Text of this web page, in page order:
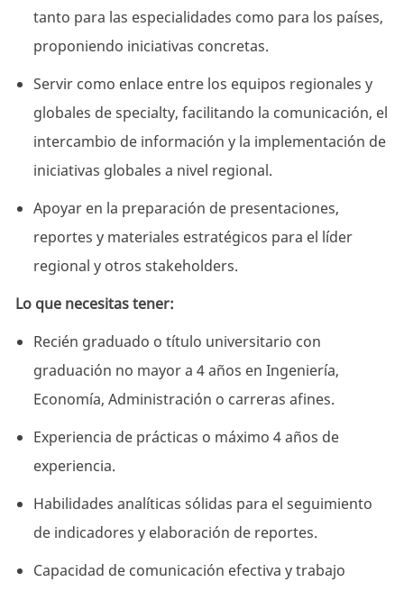
tanto para las especialidades como para los países,
proponiendo iniciativas concretas.
Servir como enlace entre los equipos regionales y
globales de specialty, facilitando la comunicación, el
intercambio de información y la implementación de
iniciativas globales a nivel regional.
Apoyar en la preparación de presentaciones,
reportes y materiales estratégicos para el líder
regional y otros stakeholders.
Lo que necesitas tener:
Recién graduado o título universitario con
graduación no mayor a 4 años en Ingeniería,
Economía, Administración o carreras afines.
Experiencia de prácticas o máximo 4 años de
experiencia.
Habilidades analíticas sólidas para el seguimiento
de indicadores y elaboración de reportes.
Capacidad de comunicación efectiva y trabajo